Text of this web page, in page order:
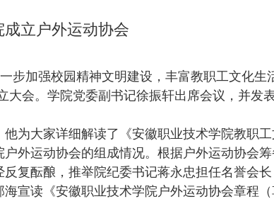
户外运动协会
步加强校园精神文明建设，丰富教职工文化生
大会。学院党委副书记徐振轩出席会议，并发
大家详细解读了《安徽职业技术学院教职工
外运动协会的组成情况。根据户外运动协会筹
复酝酿，推举院纪委书记蒋永忠担任名誉会长
读《安徽职业技术学院户外运动协会章程（